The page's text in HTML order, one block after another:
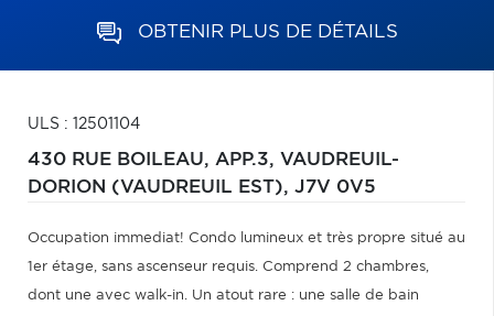
OBTENIR PLUS DE DÉTAILS
ULS : 12501104
430 RUE BOILEAU, APP.3, VAUDREUIL-
DORION (VAUDREUIL EST), J7V 0V5
Occupation immediat! Condo lumineux et très propre situé au
1er étage, sans ascenseur requis. Comprend 2 chambres,
dont une avec walk-in. Un atout rare : une salle de bain